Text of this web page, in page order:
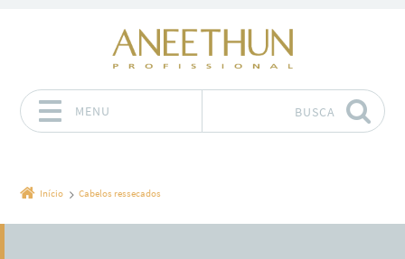
MENU BUSCA
Início Cabelos ressecados